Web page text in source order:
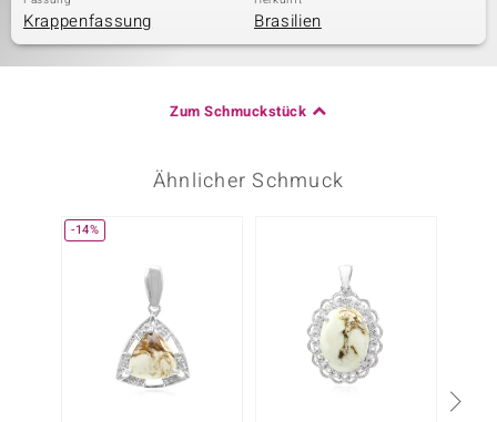
Krappenfassung Brasilien
Zum Schmuckstück
Ähnlicher Schmuck
-14%